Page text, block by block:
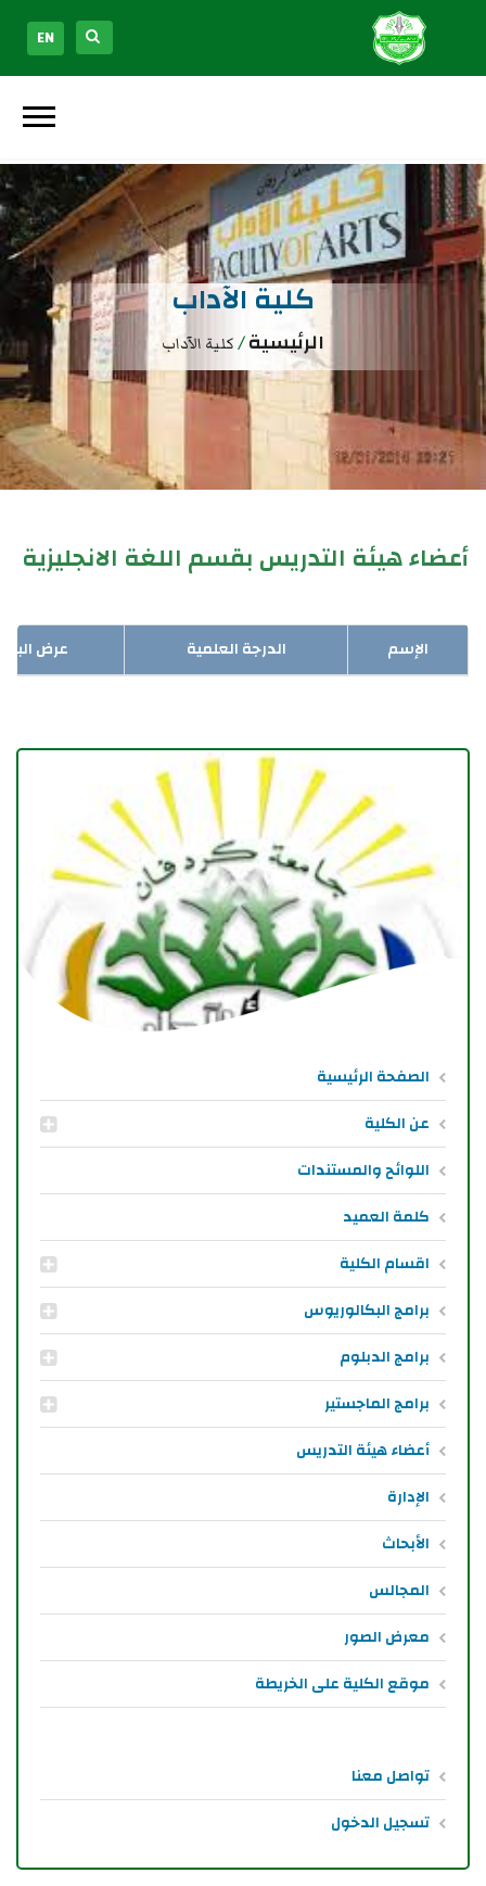
EN
كلية الآداب
الرئيسية/كلية الآداب
الصفحة الرئيسية
عن الكلية
اللوائح والمستندات
كلمة العميد
اقسام الكلية
برامج البكالوريوس
برامج الدبلوم
برامج الماجستير
أعضاء هيئة التدريس
الإدارة
الأبحاث
المجالس
معرض الصور
موقع الكلية على الخريطة
تواصل معنا
تسجيل الدخول
أعضاء هيئة التدريس بقسم اللغة الانجليزية
الإسم الدرجة العلمية عرض